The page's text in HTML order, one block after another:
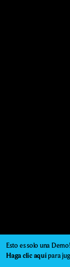
Esto es solo una Demo!
Haga clic aquípara